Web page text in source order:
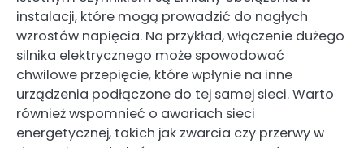
instalacji, które mogą prowadzić do nagłych
wzrostów napięcia. Na przykład, włączenie dużego
silnika elektrycznego może spowodować
chwilowe przepięcie, które wpłynie na inne
urządzenia podłączone do tej samej sieci. Warto
również wspomnieć o awariach sieci
energetycznej, takich jak zwarcia czy przerwy w